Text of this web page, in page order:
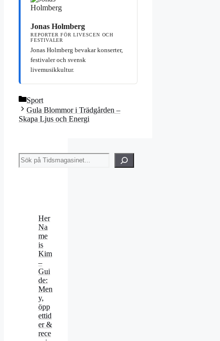
Jonas Holmberg
REPORTER FÖR LIVESCEN OCH
FESTIVALER
Jonas Holmberg bevakar konserter,
festivaler och svensk
livemusikkultur.
Kategorier
Sport
Gula Blommor i Trädgården –
Skapa Ljus och Energi
Sök
Her
Na
me
is
Kim
–
Gui
de:
Men
y,
öpp
ettid
er &
rece